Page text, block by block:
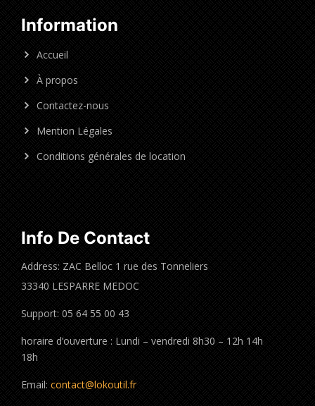
Information
Accueil
À propos
Contactez-nous
Mention Légales
Conditions générales de location
Info De Contact
Address: ZAC Belloc 1 rue des Tonneliers
33340 LESPARRE MEDOC
Support: 05 64 55 00 43
horaire d’ouverture : Lundi – vendredi 8h30 – 12h 14h
18h
Email: contact@lokoutil.fr